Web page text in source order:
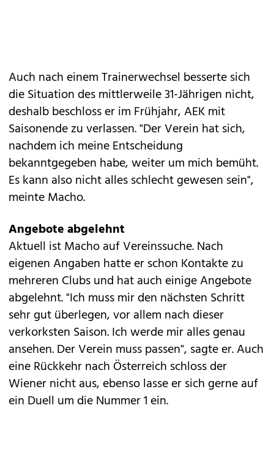
Auch nach einem Trainerwechsel besserte sich
die Situation des mittlerweile 31-Jährigen nicht,
deshalb beschloss er im Frühjahr, AEK mit
Saisonende zu verlassen. "Der Verein hat sich,
nachdem ich meine Entscheidung
bekanntgegeben habe, weiter um mich bemüht.
Es kann also nicht alles schlecht gewesen sein",
meinte Macho.
Angebote abgelehnt
Aktuell ist Macho auf Vereinssuche. Nach
eigenen Angaben hatte er schon Kontakte zu
mehreren Clubs und hat auch einige Angebote
abgelehnt. "Ich muss mir den nächsten Schritt
sehr gut überlegen, vor allem nach dieser
verkorksten Saison. Ich werde mir alles genau
ansehen. Der Verein muss passen", sagte er. Auch
eine Rückkehr nach Österreich schloss der
Wiener nicht aus, ebenso lasse er sich gerne auf
ein Duell um die Nummer 1 ein.